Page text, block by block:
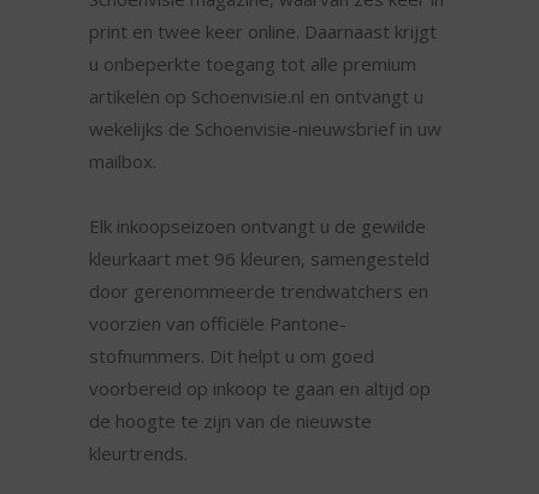
print en twee keer online. Daarnaast krijgt
u onbeperkte toegang tot alle premium
artikelen op Schoenvisie.nl en ontvangt u
wekelijks de Schoenvisie-nieuwsbrief in uw
mailbox.
Elk inkoopseizoen ontvangt u de gewilde
kleurkaart met 96 kleuren, samengesteld
door gerenommeerde trendwatchers en
voorzien van officiële Pantone-
stofnummers. Dit helpt u om goed
voorbereid op inkoop te gaan en altijd op
de hoogte te zijn van de nieuwste
kleurtrends.